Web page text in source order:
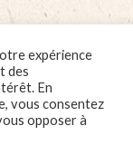
expérience
des
En
vous consentez
opposer à